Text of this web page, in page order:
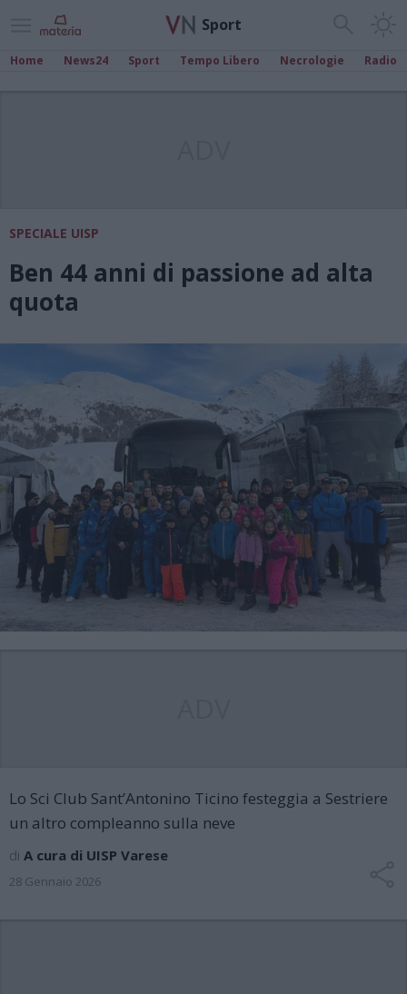
Sport
Home News24 Sport Tempo Libero Necrologie Radio
SPECIALE UISP
Ben 44 anni di passione ad alta
quota
Lo Sci Club Sant’Antonino Ticino festeggia a Sestriere
un altro compleanno sulla neve
di A cura di UISP Varese
28 Gennaio 2026